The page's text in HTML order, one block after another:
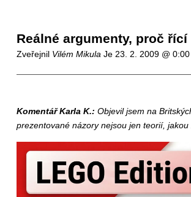
Reálné argumenty, proč řící
Zveřejnil Vilém Mikula Je 23. 2. 2009 @ 0:00
Komentář Karla K.: Objevil jsem na
prezentované názory nejsou jen teorií,